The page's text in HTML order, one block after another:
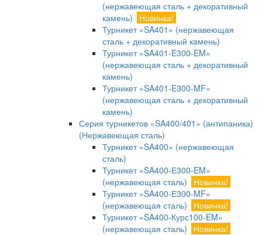
(нержавеющая сталь + декоративный
камень)
Новинка!
Турникет «SA401» (нержавеющая
сталь + декоративный камень)
Турникет «SA401-E300-EM»
(нержавеющая сталь + декоративный
камень)
Турникет «SA401-E300-MF»
(нержавеющая сталь + декоративный
камень)
Серия турникетов «SA400/401» (антипаника)
(Нержавеющая сталь)
Турникет «SA400» (нержавеющая
сталь)
Турникет «SA400-Е300-EM»
(нержавеющая сталь)
Новинка!
Турникет «SA400-Е300-MF»
(нержавеющая сталь)
Новинка!
Турникет «SA400-Курс100-EM»
(нержавеющая сталь)
Новинка!